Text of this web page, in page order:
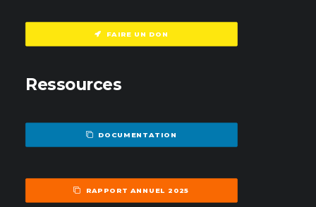
FAIRE UN DON
Ressources
DOCUMENTATION
RAPPORT ANNUEL 2025